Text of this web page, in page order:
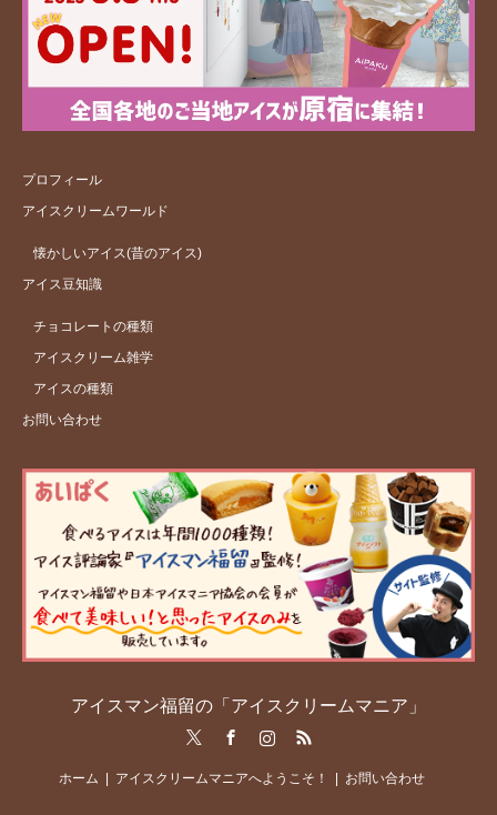
プロフィール
アイスクリームワールド
懐かしいアイス(昔のアイス)
アイス豆知識
チョコレートの種類
アイスクリーム雑学
アイスの種類
お問い合わせ
アイスマン福留の「アイスクリームマニア」
RSS
ホーム アイスクリームマニアへようこそ！ お問い合わせ